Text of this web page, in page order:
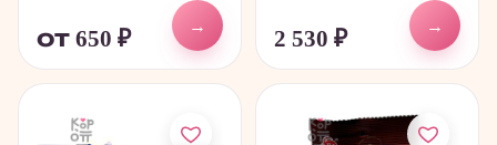
от 650 ₽
→
2 530 ₽
→